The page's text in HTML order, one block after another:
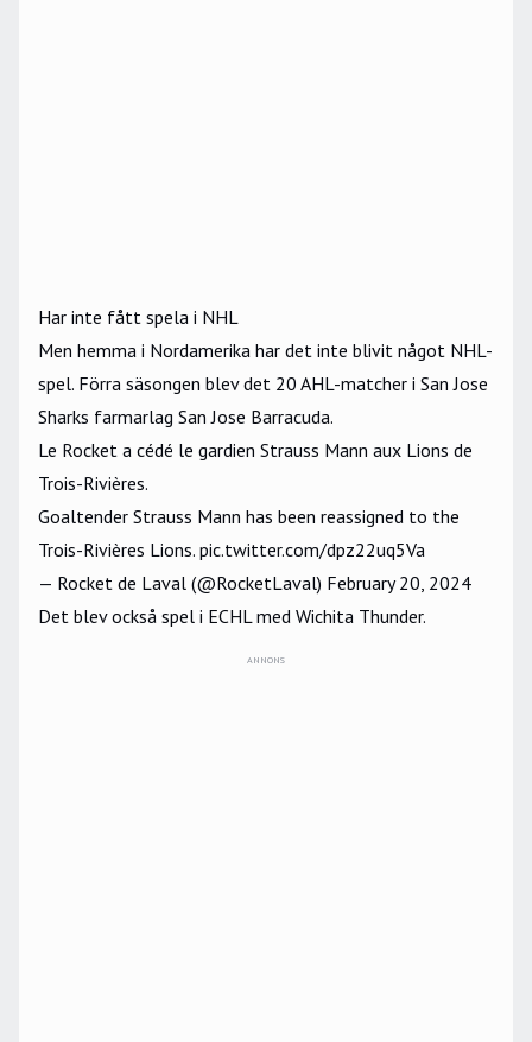
Har inte fått spela i NHL
Men hemma i Nordamerika har det inte blivit något NHL-
spel. Förra säsongen blev det 20 AHL-matcher i San Jose
Sharks farmarlag San Jose Barracuda.
Le Rocket a cédé le gardien Strauss Mann aux Lions de
Trois-Rivières.
Goaltender Strauss Mann has been reassigned to the
Trois-Rivières Lions. pic.twitter.com/dpz22uq5Va
— Rocket de Laval (@RocketLaval) February 20, 2024
Det blev också spel i ECHL med Wichita Thunder.
ANNONS